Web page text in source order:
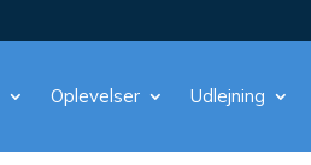
Oplevelser Udlejning